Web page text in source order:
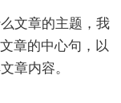
文章的主题，我
章的中心句，以
章内容。